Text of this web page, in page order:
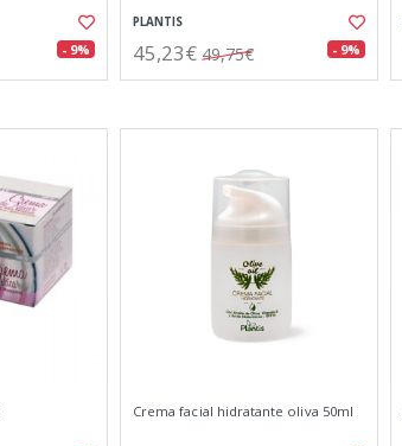
- 9%
PLANTIS
45,23€ 49,75€ - 9%
Crema facial hidratante oliva 50ml